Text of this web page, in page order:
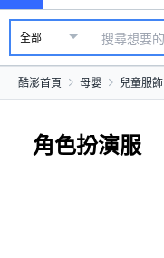
全部
酷澎首頁 母嬰 兒童服飾
角色扮演服